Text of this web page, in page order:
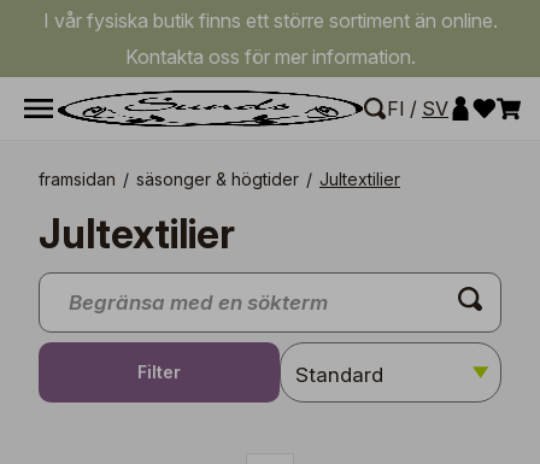
I vår fysiska butik finns ett större sortiment än online.
Kontakta oss för mer information.
FI / SV
framsidan / säsonger & högtider / Jultextilier
Jultextilier
Filter